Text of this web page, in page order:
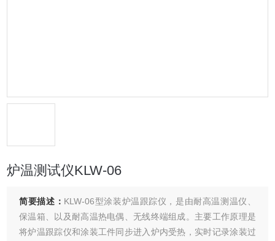
炉温测试仪KLW-06
简要描述： KLW-06型涂装炉温跟踪仪，是由耐高温测温仪、
保温箱、以及耐高温热电偶、无线终端组成。主要工作原理是
将炉温跟踪仪和涂装工件同步进入炉内受热，实时记录涂装过